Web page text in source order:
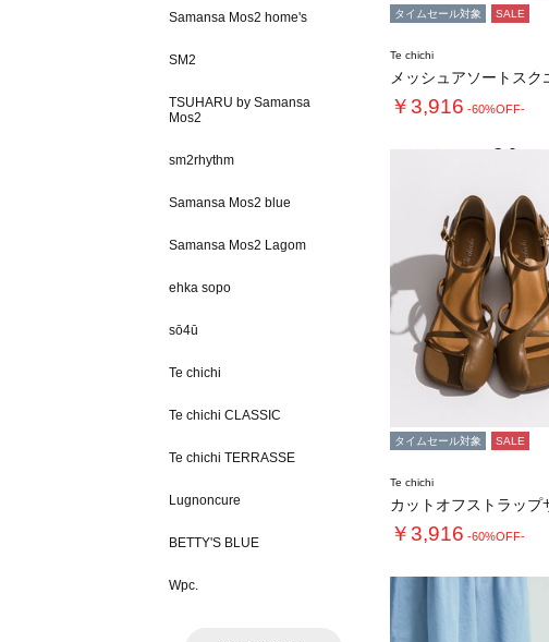
Samansa Mos2 home's
SM2
TSUHARU by Samansa
Mos2
sm2rhythm
Samansa Mos2 blue
Samansa Mos2 Lagom
ehka sopo
sō4ū
Te chichi
Te chichi CLASSIC
Te chichi TERRASSE
Lugnoncure
BETTY'S BLUE
Wpc.
タイムセール対象 SALE
Te chichi
￥3,916 -60%OFF-
3.0
タイムセール対象 SALE
Te chichi
￥3,916 -60%OFF-